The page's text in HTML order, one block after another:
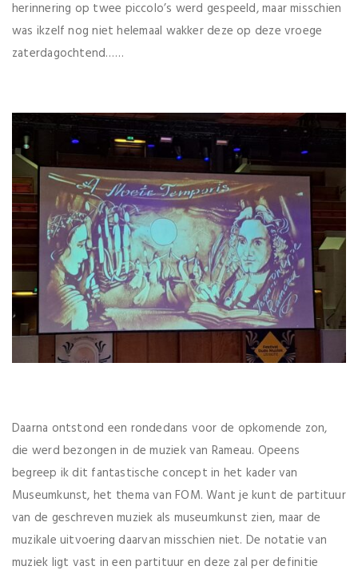
herinnering op twee piccolo’s werd gespeeld, maar misschien
was ikzelf nog niet helemaal wakker deze op deze vroege
zaterdagochtend……
Daarna ontstond een rondedans voor de opkomende zon,
die werd bezongen in de muziek van Rameau. Opeens
begreep ik dit fantastische concept in het kader van
Museumkunst, het thema van FOM. Want je kunt de partituur
van de geschreven muziek als museumkunst zien, maar de
muzikale uitvoering daarvan misschien niet. De notatie van
muziek ligt vast in een partituur en deze zal per definitie